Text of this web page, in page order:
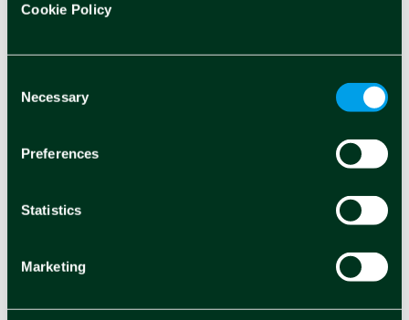
Cookie Policy
Selection
Necessary
Preferences
Statistics
Marketing
»